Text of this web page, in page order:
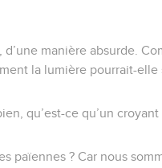
manière absurde.
la lumière pourrait-elle
qu’est-ce qu’un
païennes ? Car nous